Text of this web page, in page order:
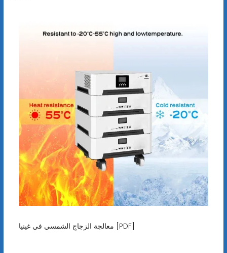
معالجة الزجاج الشمسي في غينيا [PDF]